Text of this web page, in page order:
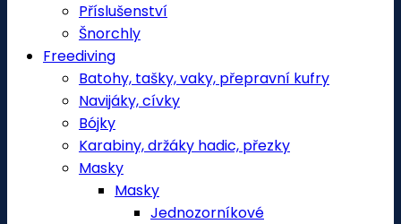
Příslušenství
Šnorchly
Freediving
Batohy, tašky, vaky, přepravní kufry
Navijáky, cívky
Bójky
Karabiny, držáky hadic, přezky
Masky
Masky
Jednozorníkové